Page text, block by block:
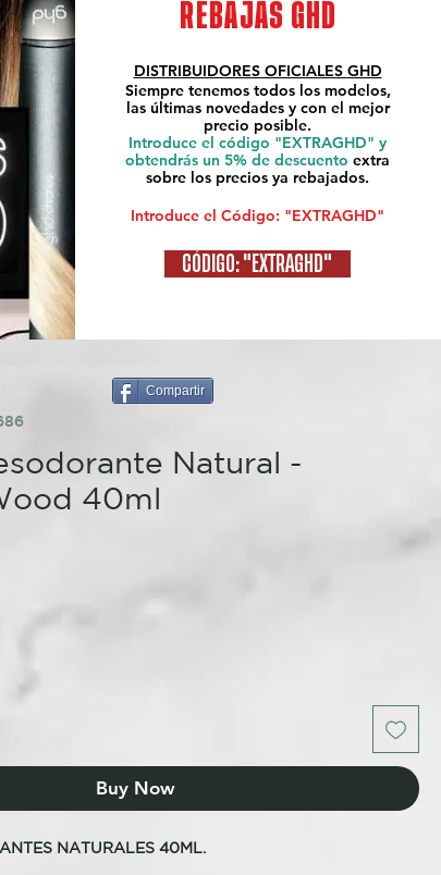
REBAJAS GHD
DISTRIBUIDORES OFICIALES GHD
Siempre tenemos todos los modelos,
las últimas novedades y con el mejor
precio posible.
Introduce el código "EXTRAGHD" y
obtendrás un 5% de descuento extra
sobre los precios ya rebajados.
Introduce el Código: "EXTRAGHD"
CÓDIGO: "EXTRAGHD"
Natural -
40ml
Buy Now
NATURALES 40ML.
Compartir